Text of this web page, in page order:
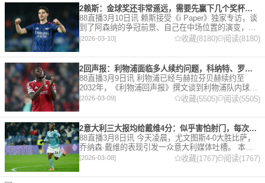
2赖斯：金球奖还非常遥远，需要先赢下几个奖杯，专注当下好好踢球
88直播3月10日讯 赖斯接受《i Paper》独家专访，谈
到了阿森纳的争冠前景、自己在中场位置的演变，以
及对自己被提名金球奖的看法。 任意球 赖斯：“我们
有一项非常擅长的技能——这背后付出了巨大努力
[2026-03-10] 收藏(8180) 阅读(8180)
2回声报：利物浦面临多人续约问题，科纳特、罗伯逊合同今夏到期
88直播3月9日讯 利物浦已经与赫拉芬贝赫续约至
2032年，《利物浦回声报》撰文谈到利物浦队内球员
的合同情况，文章表示，利物浦多位球员面临合同问
题。 对于利物浦来说，科纳特的合同将在本赛季末到
期，俱乐
[2026-03-09] 收藏(5505) 阅读(5505)
2意大利三大报均给戴维4分：似乎害怕射门，每次触球球迷都叹息
88直播3月8日讯 今天凌晨，尤文图斯4-0大胜比萨，
乔纳森·戴维的表现引发一众意大利媒体吐槽。 本场
比赛，戴维半场就被换下，赛后，《米兰体育报》、
《罗马体育报》和《都灵体育报》三大报都给戴维打
出4分
[2026-03-08] 收藏(1767) 阅读(1767)